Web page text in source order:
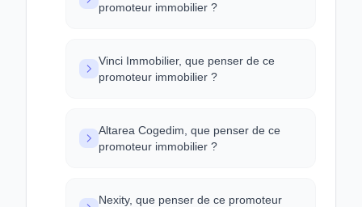
promoteur immobilier ?
Vinci Immobilier, que penser de ce
promoteur immobilier ?
Altarea Cogedim, que penser de ce
promoteur immobilier ?
Nexity, que penser de ce promoteur